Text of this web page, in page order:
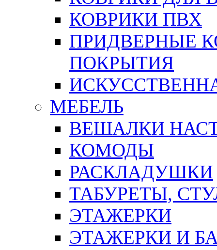
КОВРИКИ ПВХ
ПРИДВЕРНЫЕ
ПОКРЫТИЯ
МЕБЕЛЬ
ВЕШАЛКИ
КОМОДЫ
РАСКЛАДУШКИ
ТАБУРЕТЫ,
ЭТАЖЕРКИ
ЭТАЖЕРКИ И